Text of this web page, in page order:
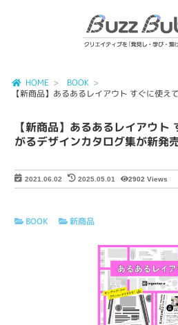
HOME
BOOK
【新商品】あるあるレイアウト すぐに使
【新商品】あるあるレイアウト
がるデザインカタログ集が新発
2021.06.02 2025.05.01 2902 Views
BOOK 新商品